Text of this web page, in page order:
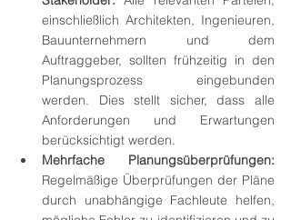
einschließlich Architekten, Ingenieuren,
Bauunternehmern und dem
Auftraggeber, sollten frühzeitig in den
Planungsprozess eingebunden
werden. Dies stellt sicher, dass alle
Anforderungen und Erwartungen
berücksichtigt werden.
Mehrfache Planungsüberprüfungen:
Regelmäßige Überprüfungen der Pläne
durch unabhängige Fachleute helfen,